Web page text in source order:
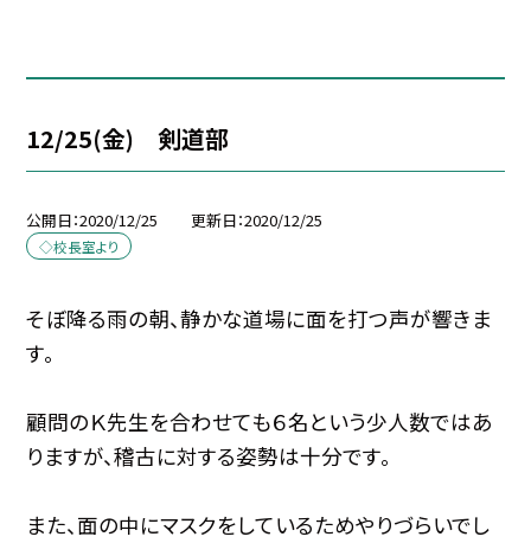
12/25(金) 剣道部
公開日 2020/12/25 更新日 2020/12/25
◇校長室より
そぼ降る雨の朝、静かな道場に面を打つ声が響きま
す。
顧問のＫ先生を合わせても６名という少人数ではあ
りますが、稽古に対する姿勢は十分です。
また、面の中にマスクをしているためやりづらいでし